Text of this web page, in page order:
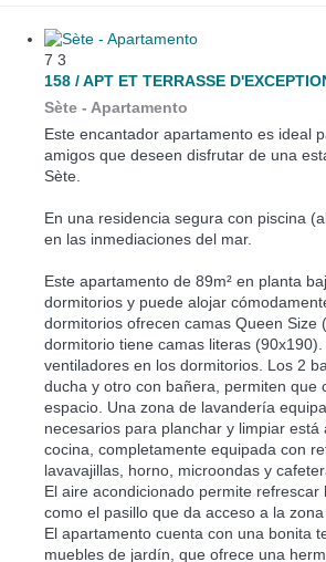
7 3
158 / APT ET TERRASSE
Sète - Apartamento
Este encantador apartamento es ideal
amigos que deseen disfrutar de una
Sète.
En una residencia segura con piscina
en las inmediaciones del mar.
Este apartamento de 89m² en planta
dormitorios y puede alojar
dormitorios ofrecen camas Queen Size
dormitorio tiene camas literas
ventiladores en los dormitorios. Los 2
ducha y otro con bañera, permiten que
espacio. Una zona de lavandería
necesarios para planchar y limpiar está
cocina, completamente equipada con
lavavajillas, horno, microondas y
El aire acondicionado permite
como el pasillo que da acceso a la zona
El apartamento cuenta con una bonita
muebles de jardín, que ofrece una